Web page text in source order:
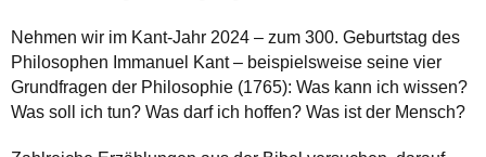
Nehmen wir im Kant-Jahr 2024 – zum 300. Geburtstag des
Philosophen Immanuel Kant – beispielsweise seine vier
Grundfragen der Philosophie (1765): Was kann ich wissen?
Was soll ich tun? Was darf ich hoffen? Was ist der Mensch?